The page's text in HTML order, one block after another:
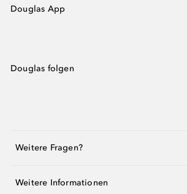
Douglas App
Douglas folgen
Weitere Fragen?
Weitere Informationen